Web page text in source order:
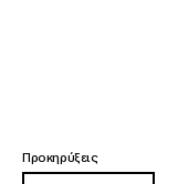
Προκηρύξεις